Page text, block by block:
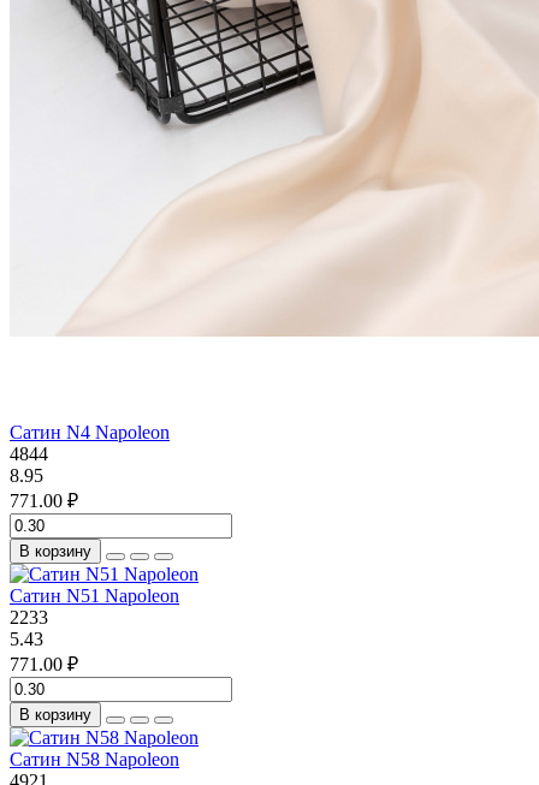
Сатин N4 Napoleon
4844
8.95
771.00 ₽
В корзину
Сатин N51 Napoleon
2233
5.43
771.00 ₽
В корзину
Сатин N58 Napoleon